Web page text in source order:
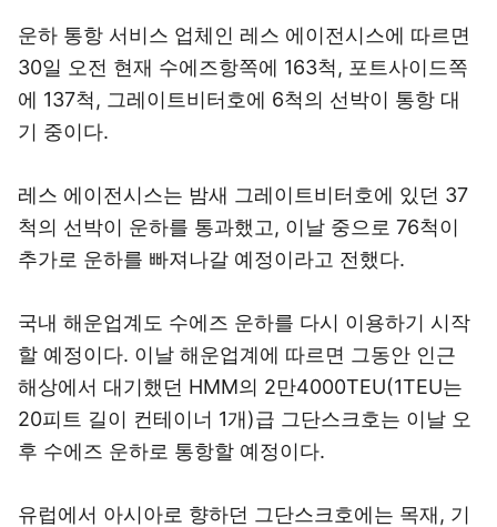
운하 통항 서비스 업체인 레스 에이전시스에 따르면
30일 오전 현재 수에즈항쪽에 163척, 포트사이드쪽
에 137척, 그레이트비터호에 6척의 선박이 통항 대
기 중이다.
레스 에이전시스는 밤새 그레이트비터호에 있던 37
척의 선박이 운하를 통과했고, 이날 중으로 76척이
추가로 운하를 빠져나갈 예정이라고 전했다.
국내 해운업계도 수에즈 운하를 다시 이용하기 시작
할 예정이다. 이날 해운업계에 따르면 그동안 인근
해상에서 대기했던 HMM의 2만4000TEU(1TEU는
20피트 길이 컨테이너 1개)급 그단스크호는 이날 오
후 수에즈 운하로 통항할 예정이다.
유럽에서 아시아로 향하던 그단스크호에는 목재, 기